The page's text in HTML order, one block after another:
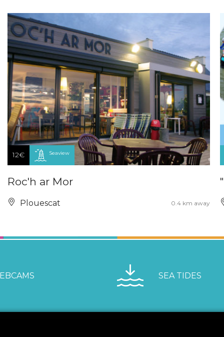
12€ Seaview
Roc'h ar Mor
Plouescat 0.4 km away
SEA TIDES